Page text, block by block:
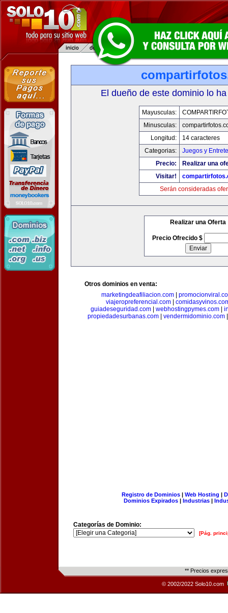
El dueño de este dominio lo
Mayusculas:
Minusculas:
Longitud:
14 caracteres
Categorias:
Juegos y
Precio:
Realizar una
Visitar!
Serán consideradas
Realizar una Oferta
Precio Ofrecido $
Otros dominios en venta:
marketingdeafiliacion.com|
viajeropreferencial.com
guiadeseguridad.com| webhostingpymes.com|
propiedadesurbanas.com
vendermidominio.com
Registro de Dominios| Web Hosting |
Dominios Expirados | Industrias |
Categorías de Dominio:
[Pág.
** Precios
© 2002/2022 Solo10.com